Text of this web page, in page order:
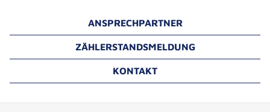
ANSPRECHPARTNER
ZÄHLERSTANDSMELDUNG
KONTAKT